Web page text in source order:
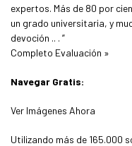
expertos. Más de 80 por
un grado universitaria, y
devoción .. . ”
Completo Evaluación »
Navegar Gratis:
Ver Imágenes Ahora
Utilizando más de 165.000